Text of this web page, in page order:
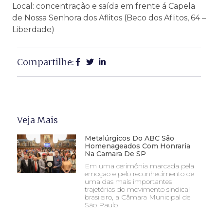
Local: concentração e saída em frente á Capela
de Nossa Senhora dos Aflitos (Beco dos Aflitos, 64 –
Liberdade)
Compartilhe:
Veja Mais
Metalúrgicos Do ABC São
Homenageados Com Honraria
Na Camara De SP
Em uma cerimônia marcada pela
emoção e pelo reconhecimento de
uma das mais importantes
trajetórias do movimento sindical
brasileiro, a Câmara Municipal de
São Paulo